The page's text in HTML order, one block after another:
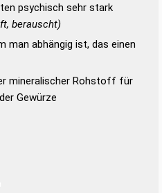
psychisch sehr stark
berauscht)
man abhängig ist, das einen
mineralischer Rohstoff für
Gewürze